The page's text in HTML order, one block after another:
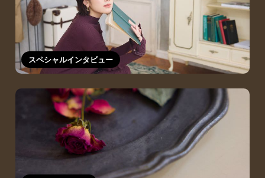
スペシャルインタビュー